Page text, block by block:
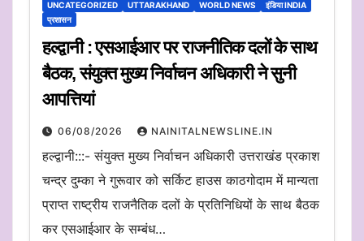
UNCATEGORIZED
UTTARAKHAND WORLD NEWS
इंडिया INDIA
प्रशासन
हल्द्वानी : एसआईआर पर राजनीतिक दलों के साथ
बैठक, संयुक्त मुख्य निर्वाचन अधिकारी ने सुनी
आपत्तियां
06/08/2026 NAINITALNEWSLINE.IN
हल्द्वानी:::- संयुक्त मुख्य निर्वाचन अधिकारी उत्तराखंड प्रकाश
चन्द्र दुम्का ने गुरूवार को सर्किट हाउस काठगोदाम में मान्यता
प्राप्त राष्ट्रीय राजनैतिक दलों के प्रतिनिधियों के साथ बैठक
कर एसआईआर के सम्बंध…